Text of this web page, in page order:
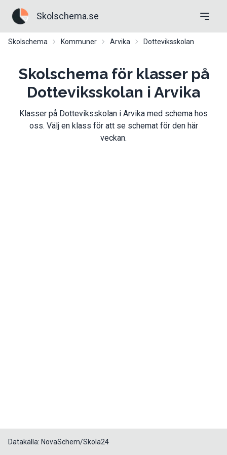
Skolschema.se
Skolschema Kommuner Arvika Dotteviksskolan
Skolschema för klasser på
Dotteviksskolan i Arvika
Klasser på Dotteviksskolan i Arvika med schema hos
oss. Välj en klass för att se schemat för den här
veckan.
Datakälla: NovaSchem/Skola24